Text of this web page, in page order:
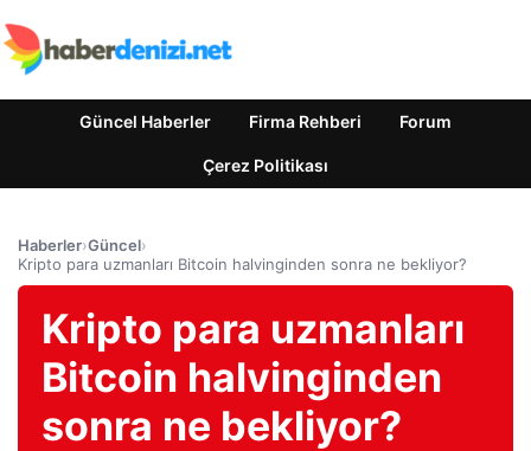
Güncel Haberler Firma Rehberi Forum
Çerez Politikası
Haberler›Güncel›
Kripto para uzmanları Bitcoin halvinginden sonra ne bekliyor?
Kripto para uzmanları
Bitcoin halvinginden
sonra ne bekliyor?